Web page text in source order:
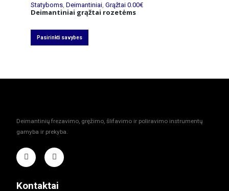
Statyboms, Deimantiniai, Grąžtai 0.00€
Deimantiniai grąžtai rozetėms
Pasirinkti savybes
Deimantinių frezavimo, gręžimo, šlifavimo ir poliravimo instrumentų
gamyba ir prekyba.
Kontaktai